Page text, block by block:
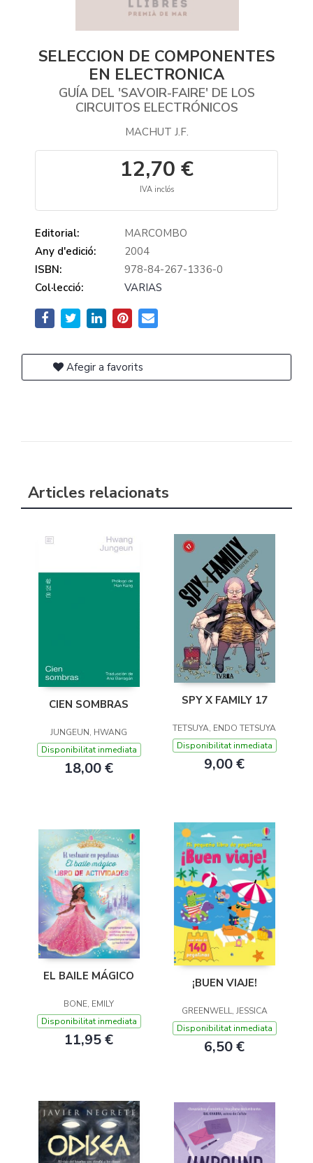
SELECCION DE COMPONENTES
EN ELECTRONICA
GUÍA DEL 'SAVOIR-FAIRE' DE LOS
CIRCUITOS ELECTRÓNICOS
MACHUT J.F.
12,70 €
IVA inclós
Editorial:
MARCOMBO
Any d'edició:
2004
ISBN:
978-84-267-1336-0
Col·lecció:
VARIAS
Afegir a favorits
Articles relacionats
CIEN SOMBRAS
JUNGEUN, HWANG
Disponibilitat inmediata
18,00 €
SPY X FAMILY 17
TETSUYA, ENDO TETSUYA
Disponibilitat inmediata
9,00 €
EL BAILE MÁGICO
BONE, EMILY
Disponibilitat inmediata
11,95 €
¡BUEN VIAJE!
GREENWELL, JESSICA
Disponibilitat inmediata
6,50 €